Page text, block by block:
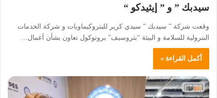
سيدبك ” و ” إيثيدكو “
وقعت شركة ” سيدبك ” سيدي كرير للبتروكيماويات و شركة الخدمات
البترولية للسلامة و البيئة “بتروسيف” بروتوكول تعاون بشأن أعمال…
أكمل القراءة »